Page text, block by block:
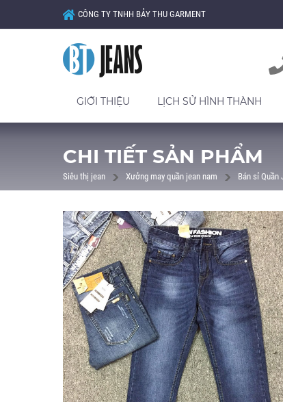
CÔNG TY TNHH BẢY THU GARMENT
GIỚI THIỆU LỊCH SỬ HÌNH THÀNH
CHI TIẾT SẢN PHẨM
Siêu thị jean Xưởng may quần jean nam Bán sỉ Quần